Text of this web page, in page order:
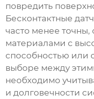
повредить
Бесконтактные
часто менее
материалами с
способностью или
выборе между
необходимо
и долговечности